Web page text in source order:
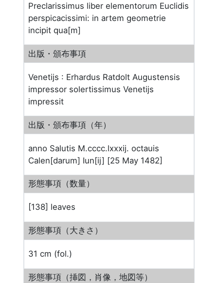
Preclarissimus liber elementorum Euclidis
perspicacissimi: in artem geometrie
incipit qua[m]
出版・頒布事項
Venetijs : Erhardus Ratdolt Augustensis
impressor solertissimus Venetijs
impressit
出版・頒布事項（年）
anno Salutis M.cccc.lxxxij. octauis
Calen[darum] Iun[ij] [25 May 1482]
形態事項（数量）
[138] leaves
形態事項（大きさ）
31 cm (fol.)
形態事項（挿図，肖像，地図等）